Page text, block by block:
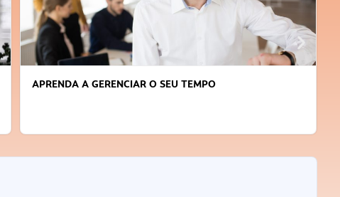
APRENDA A GERENCIAR O SEU TEMPO